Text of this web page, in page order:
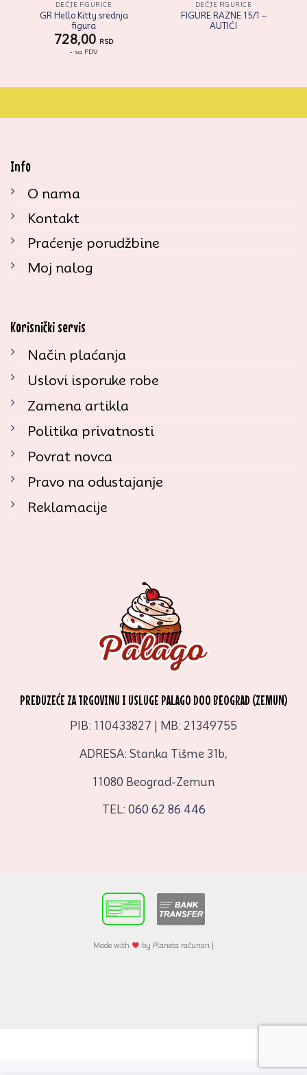
DEČJE FIGURICE
GR Hello Kitty srednja
figura
728,00 RSD
- sa PDV
DEČJE FIGURICE
FIGURE RAZNE 15/1 –
AUTIĆI
Info
O nama
Kontakt
Praćenje porudžbine
Moj nalog
Korisnički servis
Način plaćanja
Uslovi isporuke robe
Zamena artikla
Politika privatnosti
Povrat novca
Pravo na odustajanje
Reklamacije
PREDUZEĆE ZA TRGOVINU I USLUGE PALAGO DOO BEOGRAD (ZEMUN)
PIB: 110433827 | MB: 21349755
ADRESA: Stanka Tišme 31b,
11080 Beograd-Zemun
TEL: 060 62 86 446
Made with by Planeta računari |